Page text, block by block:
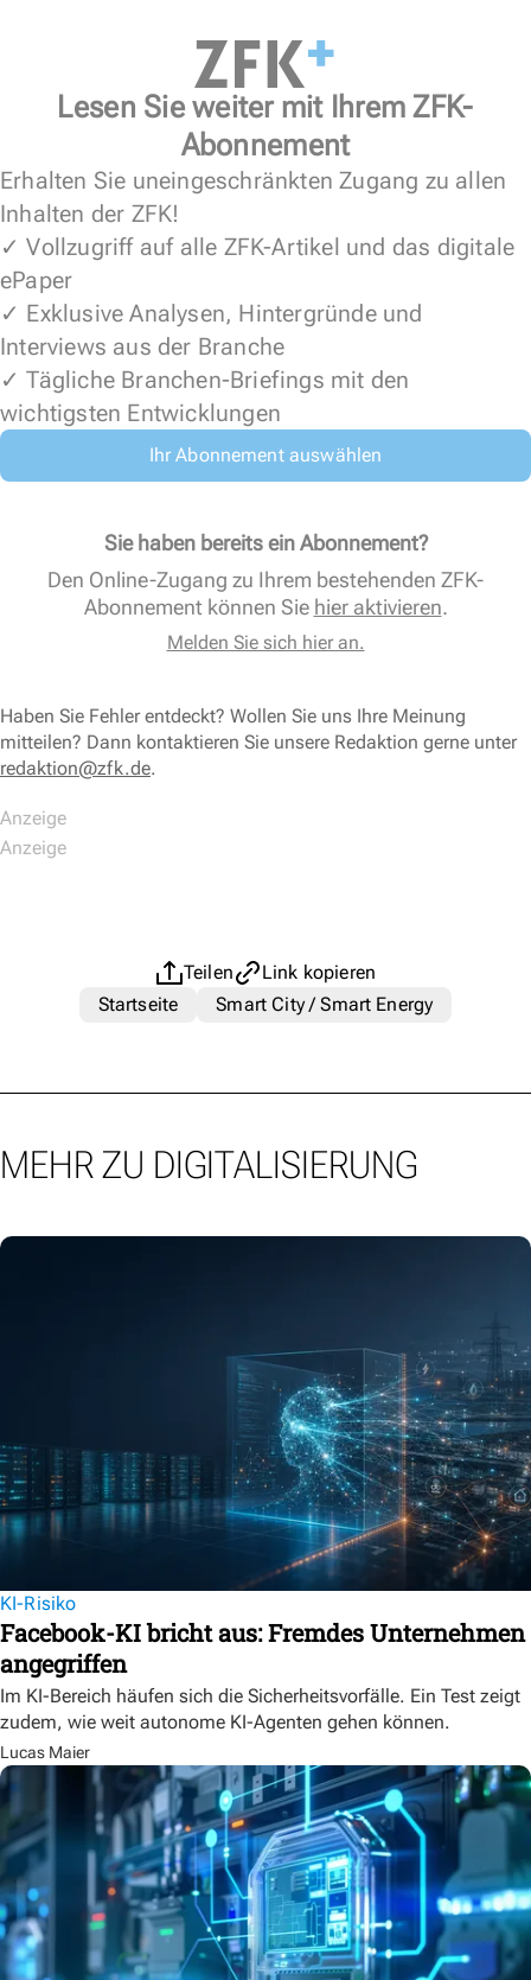
Lesen Sie weiter mit Ihrem ZFK-
Abonnement
Erhalten Sie uneingeschränkten Zugang zu allen
Inhalten der ZFK!
✓ Vollzugriff auf alle ZFK-Artikel und das digitale
ePaper
✓ Exklusive Analysen, Hintergründe und
Interviews aus der Branche
✓ Tägliche Branchen-Briefings mit den
wichtigsten Entwicklungen
Ihr Abonnement auswählen
Sie haben bereits ein Abonnement?
Den Online-Zugang zu Ihrem bestehenden ZFK-
Abonnement können Sie hier aktivieren.
Melden Sie sich hier an.
Haben Sie Fehler entdeckt? Wollen Sie uns Ihre Meinung
mitteilen? Dann kontaktieren Sie unsere Redaktion gerne unter
redaktion@zfk.de.
Teilen
Link kopieren
Startseite
Smart City / Smart Energy
MEHR ZU DIGITALISIERUNG
KI-Risiko
Facebook-KI bricht aus: Fremdes Unternehmen
angegriffen
Im KI-Bereich häufen sich die Sicherheitsvorfälle. Ein Test zeigt
zudem, wie weit autonome KI-Agenten gehen können.
Lucas Maier